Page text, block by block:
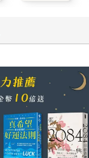
禮物展】5折起，滿